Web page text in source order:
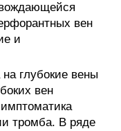
вен
и
глубокие вены
вен
тромба. В ряде